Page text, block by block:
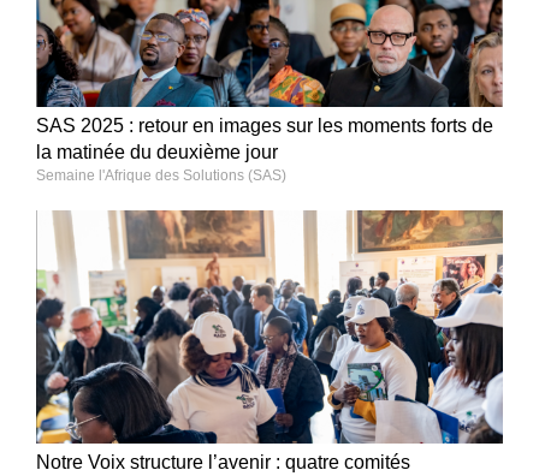
SAS 2025 : retour en images sur les moments forts de
la matinée du deuxième jour
Semaine l'Afrique des Solutions (SAS)
Notre Voix structure l’avenir : quatre comités